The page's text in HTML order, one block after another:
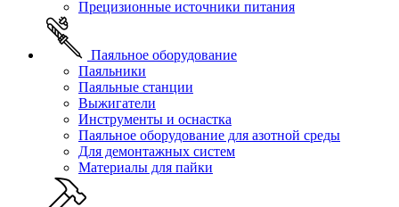
Прецизионные источники питания
Паяльное оборудование
Паяльники
Паяльные станции
Выжигатели
Инструменты и оснастка
Паяльное оборудование для азотной среды
Для демонтажных систем
Материалы для пайки